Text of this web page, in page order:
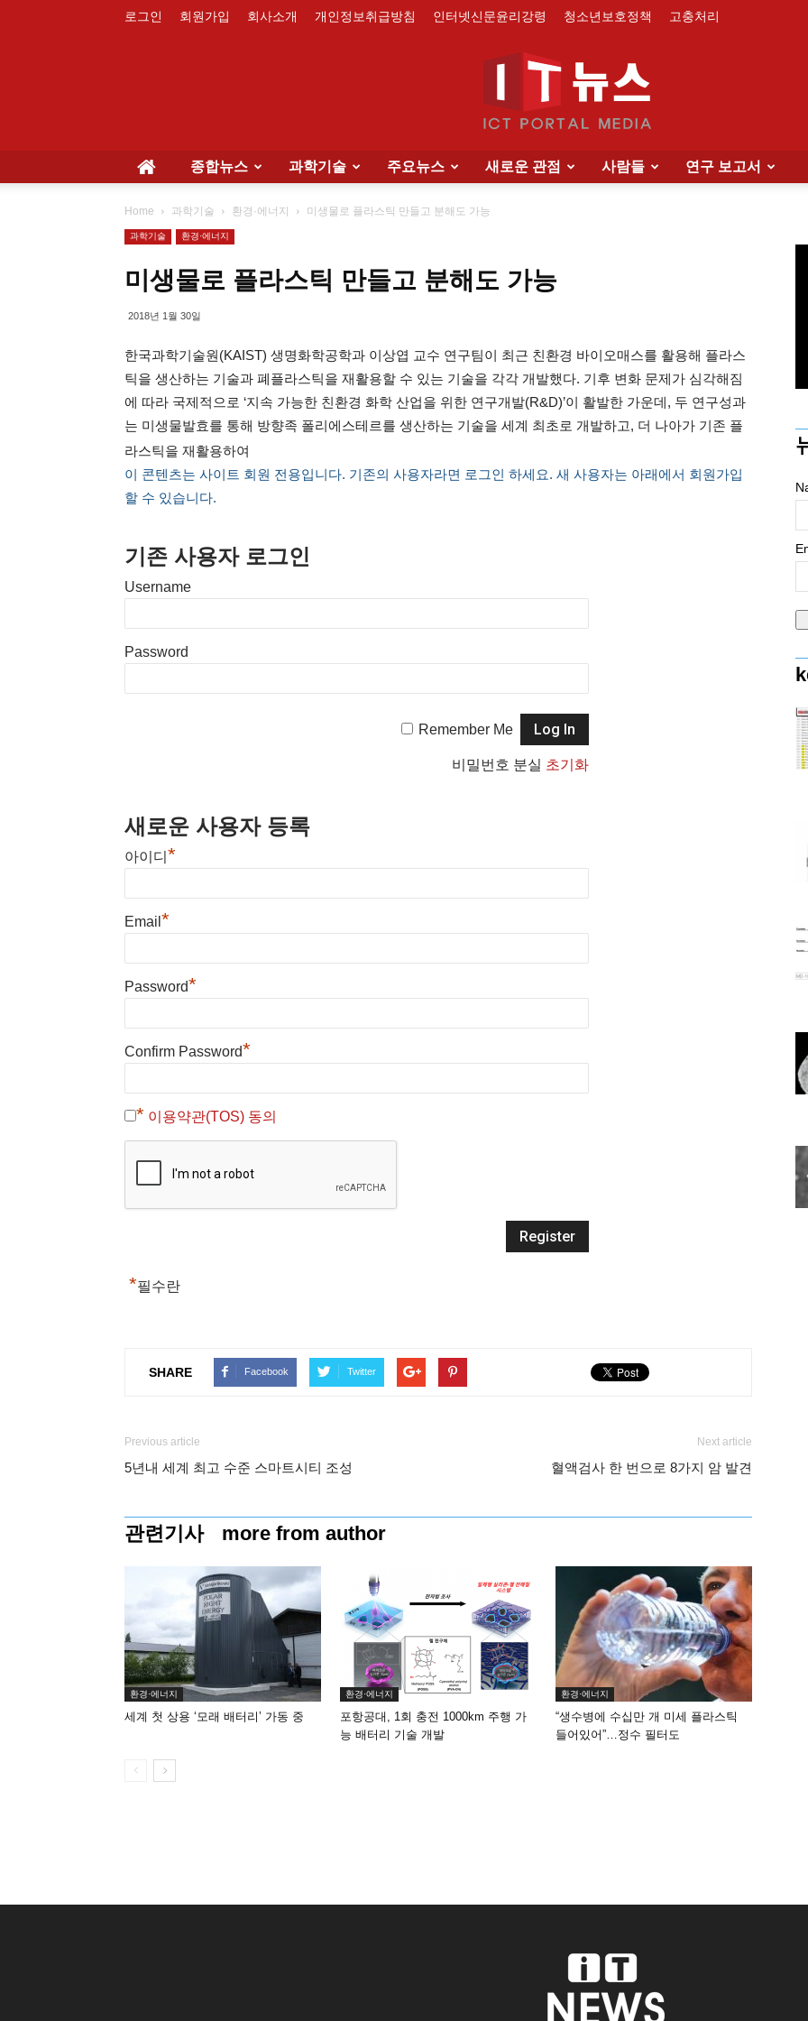
로그인 회원가입 회사소개 개인정보취급방침 인터넷신문윤리강령 청소년보호정책 고충처리
종합뉴스 과학기술 주요뉴스 새로운 관점 사람들 연구 보고서
Home 과학기술 환경·에너지 미생물로 플라스틱 만들고 분해도 가능
과학기술 환경·에너지
미생물로 플라스틱 만들고 분해도 가능
2018년 1월 30일
한국과학기술원(KAIST) 생명화학공학과 이상엽 교수 연구팀이 최근 친환경 바이오매스를 활용해 플라스
틱을 생산하는 기술과 폐플라스틱을 재활용할 수 있는 기술을 각각 개발했다. 기후 변화 문제가 심각해짐
에 따라 국제적으로 ‘지속 가능한 친환경 화학 산업을 위한 연구개발(R&D)’이 활발한 가운데, 두 연구성과
는 미생물발효를 통해 방향족 폴리에스테르를 생산하는 기술을 세계 최초로 개발하고, 더 나아가 기존 플
라스틱을 재활용하여
이 콘텐츠는 사이트 회원 전용입니다. 기존의 사용자라면 로그인 하세요. 새 사용자는 아래에서 회원가입
할 수 있습니다.
기존 사용자 로그인
Username
Password
Remember Me
비밀번호 분실 초기화
새로운 사용자 등록
아이디 *
Email *
Password*
Confirm Password*
* 이용약관(TOS) 동의
*필수란
SHARE Facebook Twitter
Previous article
5년내 세계 최고 수준 스마트시티 조성
Next article
혈액검사 한 번으로 8가지 암 발견
관련기사 more from author
환경·에너지
세계 첫 상용 ‘모래 배터리’ 가동 중
환경·에너지
포항공대, 1회 충전 1000km 주행 가
능 배터리 기술 개발
환경·에너지
“생수병에 수십만 개 미세 플라스틱
들어있어”…정수 필터도